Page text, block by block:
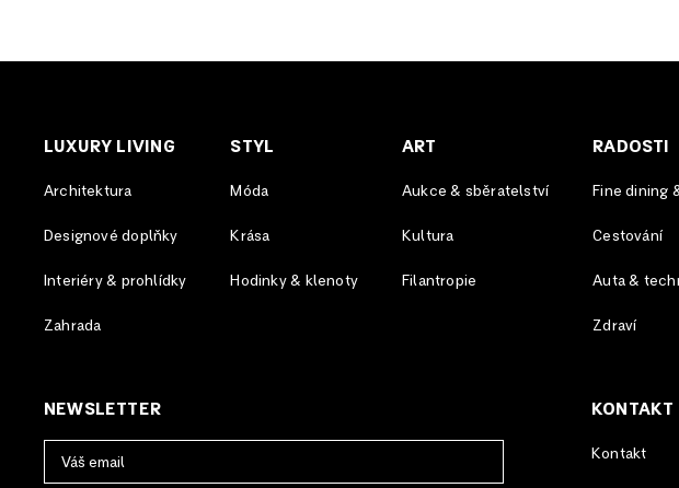
LUXURY LIVING
Architektura
Designové doplňky
Interiéry & prohlídky
Zahrada
STYL
Móda
Krása
Hodinky & klenoty
ART
Aukce & sběratelství
Kultura
Filantropie
RADOSTI
Fine dining
Cestování
Auta &
Zdraví
NEWSLETTER KONTAKT
Kontakt